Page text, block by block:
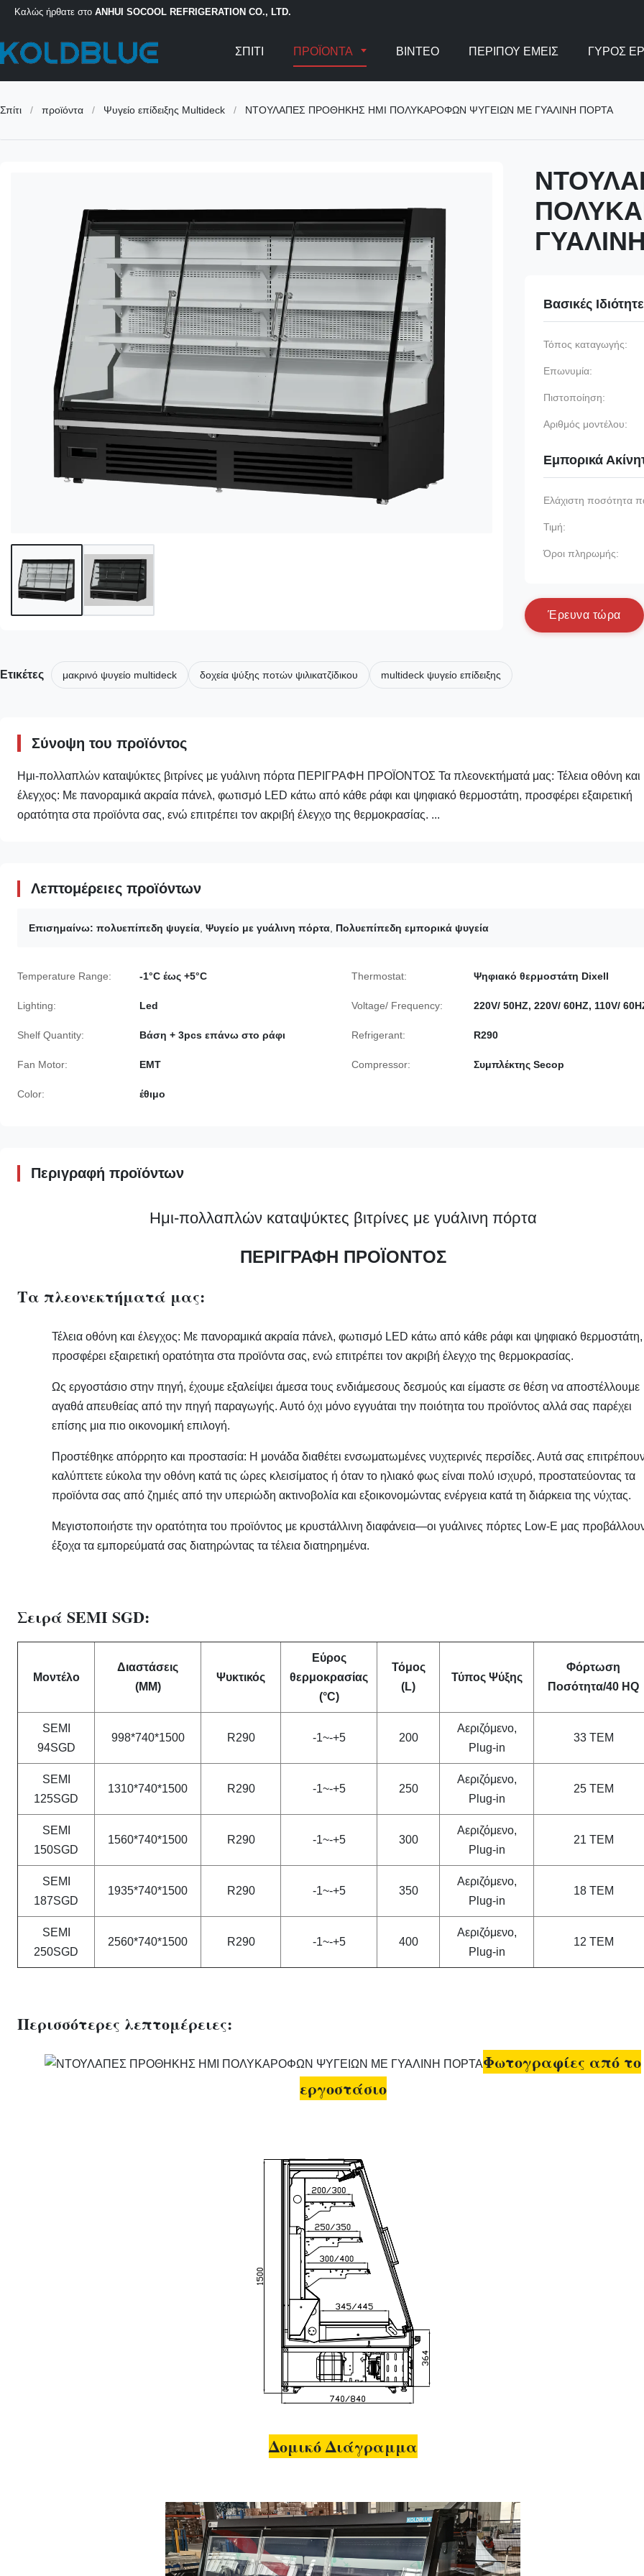
Καλώς ήρθατε στο ANHUI SOCOOL REFRIGERATION CO., LTD.
ΣΠΊΤΙ ΠΡΟΪΌΝΤΑ ΒΊΝΤΕΟ ΠΕΡΊΠΟΥ ΕΜΕΊΣ ΓΎΡΟΣ
Σπίτι / προϊόντα / Ψυγείο επίδειξης Multideck / ΝΤΟΥΛΑΠΕΣ ΠΡΟΘΗΚΗΣ ΗΜΙ ΠΟΛΥΚΑΡΟΦΩΝ ΨΥΓΕΙΩΝ ΜΕ ΓΥΑΛΙΝΗ ΠΟΡΤΑ
Βασικές
Τόπος καταγωγής:
Επωνυμία:
Πιστοποίηση:
Αριθμός μοντέλου:
Εμπορικά
Ελάχιστη ποσότητα
Τιμή:
Όροι πληρωμής:
Έρευνα τώρα
Ετικέτες μακρινό ψυγείο multideck δοχεία ψύξης ποτών ψιλικατζίδικου multideck ψυγείο επίδειξης
Σύνοψη του προϊόντος
Ημι-πολλαπλών καταψύκτες βιτρίνες με γυάλινη πόρτα ΠΕΡΙΓΡΑΦΗ ΠΡΟΪΟΝΤΟΣ Τα πλεονεκτήματά μας: Τέλεια οθόνη και
έλεγχος: Με πανοραμικά ακραία πάνελ, φωτισμό LED κάτω από κάθε ράφι και ψηφιακό θερμοστάτη, προσφέρει εξαιρετική
ορατότητα στα προϊόντα σας, ενώ επιτρέπει τον ακριβή έλεγχο της θερμοκρασίας. ...
Λεπτομέρειες προϊόντων
Επισημαίνω: πολυεπίπεδη ψυγεία Ψυγείο με γυάλινη πόρτα Πολυεπίπεδη εμπορικά ψυγεία
Temperature Range: -1°C έως +5°C Thermostat: Ψηφιακό θερμοστάτη Dixell
Lighting: Led Voltage/ Frequency: 220V/ 50HZ, 220V/ 60HZ, 110V/
Shelf Quantity: Βάση + 3pcs επάνω στο ράφι Refrigerant: R290
Fan Motor: ΕΜΤ Compressor: Συμπλέκτης Secop
Color: έθιμο
Περιγραφή προϊόντων
Ημι-πολλαπλών καταψύκτες βιτρίνες με γυάλινη πόρτα
ΠΕΡΙΓΡΑΦΗ ΠΡΟΪΟΝΤΟΣ
Τα πλεονεκτήματά μας:
Τέλεια οθόνη και έλεγχος: Με πανοραμικά ακραία πάνελ, φωτισμό LED κάτω από κάθε ράφι και ψηφιακό θερμοστάτη,
προσφέρει εξαιρετική ορατότητα στα προϊόντα σας, ενώ επιτρέπει τον ακριβή έλεγχο της θερμοκρασίας.
Ως εργοστάσιο στην πηγή, έχουμε εξαλείψει άμεσα τους ενδιάμεσους δεσμούς και είμαστε σε θέση να αποστέλλουμε
αγαθά απευθείας από την πηγή παραγωγής. Αυτό όχι μόνο εγγυάται την ποιότητα του προϊόντος αλλά σας παρέχει
επίσης μια πιο οικονομική επιλογή.
Προστέθηκε απόρρητο και προστασία:​ Η μονάδα διαθέτει ενσωματωμένες νυχτερινές περσίδες. Αυτά σας
καλύπτετε εύκολα την οθόνη κατά τις ώρες κλεισίματος ή όταν το ηλιακό φως είναι πολύ ισχυρό, προστατεύοντας τα
προϊόντα σας από ζημιές από την υπεριώδη ακτινοβολία και εξοικονομώντας ενέργεια κατά τη διάρκεια της νύχτας.
Μεγιστοποιήστε την ορατότητα του προϊόντος με κρυστάλλινη διαφάνεια—οι γυάλινες πόρτες Low-E μας
έξοχα τα εμπορεύματά σας διατηρώντας τα τέλεια διατηρημένα.
Σειρά SEMI SGD:
Μοντέλο
Διαστάσεις
(MM)
Ψυκτικός
Εύρος
θερμοκρασίας
(°C)
Τόμος
(L)
Τύπος Ψύξης
Φόρτωση
Ποσότητα/40 HQ
SEMI
94SGD
998*740*1500 R290 -1~-+5 200
Αεριζόμενο,
Plug-in
33 ΤΕΜ
SEMI
125SGD
1310*740*1500 R290 -1~-+5 250
Αεριζόμενο,
Plug-in
25 ΤΕΜ
SEMI
150SGD
1560*740*1500 R290 -1~-+5 300
Αεριζόμενο,
Plug-in
21 ΤΕΜ
SEMI
187SGD
1935*740*1500 R290 -1~-+5 350
Αεριζόμενο,
Plug-in
18 ΤΕΜ
SEMI
250SGD
2560*740*1500 R290 -1~-+5 400
Αεριζόμενο,
Plug-in
12 ΤΕΜ
Περισσότερες λεπτομέρειες:
Φωτογραφίες από το
εργοστάσιο
Δομικό Διάγραμμα